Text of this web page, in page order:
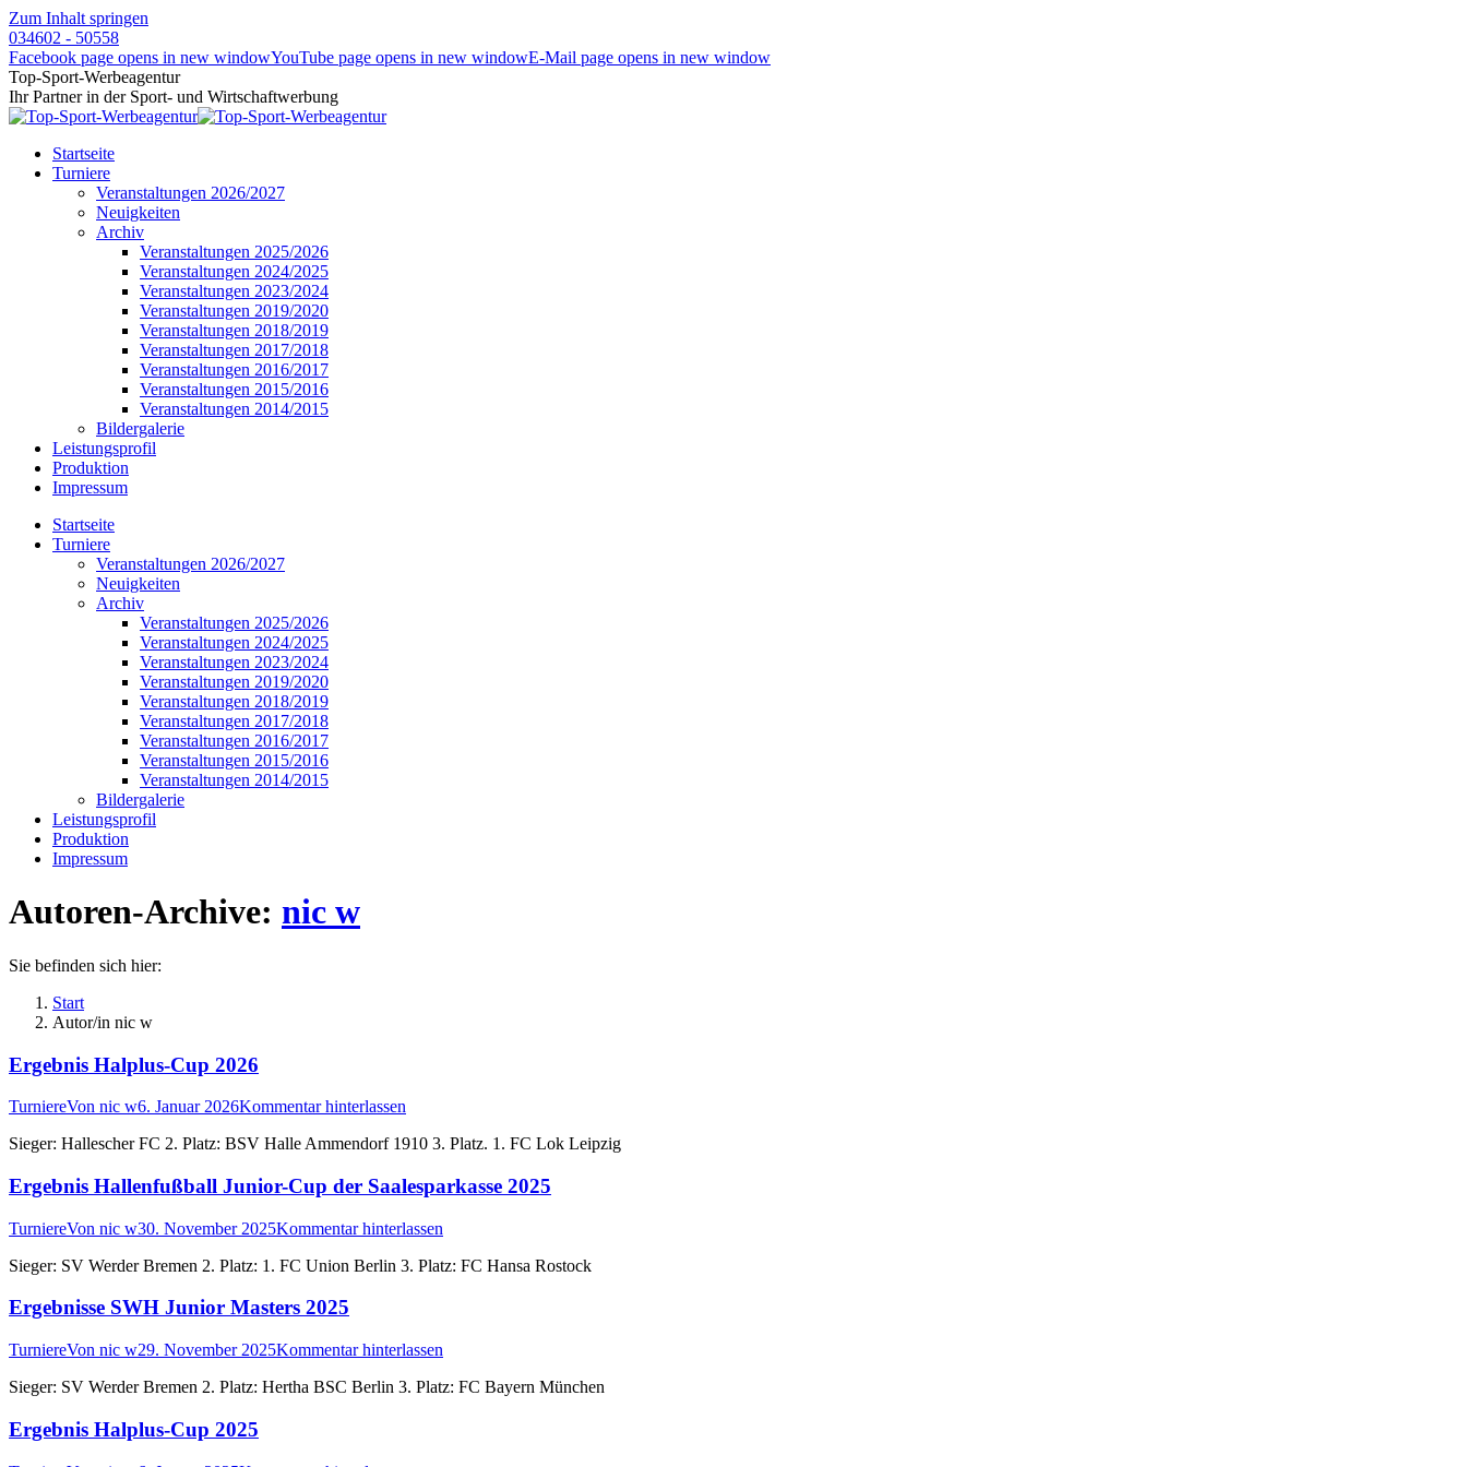
Zum Inhalt springen
034602 - 50558
Facebook page opens in new windowYouTube page opens in new windowE-Mail page opens in new window
Top-Sport-Werbeagentur
Ihr Partner in der Sport- und Wirtschaftwerbung
Startseite
Turniere
Veranstaltungen 2026/2027
Neuigkeiten
Archiv
Veranstaltungen 2025/2026
Veranstaltungen 2024/2025
Veranstaltungen 2023/2024
Veranstaltungen 2019/2020
Veranstaltungen 2018/2019
Veranstaltungen 2017/2018
Veranstaltungen 2016/2017
Veranstaltungen 2015/2016
Veranstaltungen 2014/2015
Bildergalerie
Leistungsprofil
Produktion
Impressum
Startseite
Turniere
Veranstaltungen 2026/2027
Neuigkeiten
Archiv
Veranstaltungen 2025/2026
Veranstaltungen 2024/2025
Veranstaltungen 2023/2024
Veranstaltungen 2019/2020
Veranstaltungen 2018/2019
Veranstaltungen 2017/2018
Veranstaltungen 2016/2017
Veranstaltungen 2015/2016
Veranstaltungen 2014/2015
Bildergalerie
Leistungsprofil
Produktion
Impressum
Autoren-Archive: nic w
Sie befinden sich hier:
Start
Autor/in nic w
Ergebnis Halplus-Cup 2026
TurniereVon nic w6. Januar 2026Kommentar hinterlassen
Sieger: Hallescher FC 2. Platz: BSV Halle Ammendorf 1910 3. Platz. 1. FC Lok Leipzig
Ergebnis Hallenfußball Junior-Cup der Saalesparkasse 2025
TurniereVon nic w30. November 2025Kommentar hinterlassen
Sieger: SV Werder Bremen 2. Platz: 1. FC Union Berlin 3. Platz: FC Hansa Rostock
Ergebnisse SWH Junior Masters 2025
TurniereVon nic w29. November 2025Kommentar hinterlassen
Sieger: SV Werder Bremen 2. Platz: Hertha BSC Berlin 3. Platz: FC Bayern München
Ergebnis Halplus-Cup 2025